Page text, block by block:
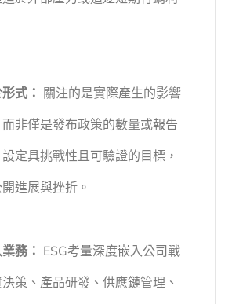
式： 關注的是實際產生的影響
非僅是發布政策的數量或報告
定具挑戰性且可驗證的目標，
進展與挫折。
務： ESG考量深度嵌入公司戰
策、產品研發、供應鏈管理、